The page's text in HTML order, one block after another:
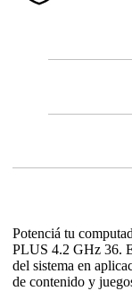
Potenciá tu
PLUS 4.2 GHz 36.
del sistema en
de contenido y